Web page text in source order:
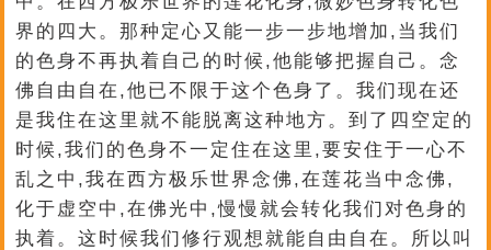
界的四大。那种定心又能一步一步地增加,当我们
的色身不再执着自己的时候,他能够把握自己。念
佛自由自在,他已不限于这个色身了。我们现在还
是我住在这里就不能脱离这种地方。到了四空定的
时候,我们的色身不一定住在这里,要安住于一心不
乱之中,我在西方极乐世界念佛,在莲花当中念佛,
化于虚空中,在佛光中,慢慢就会转化我们对色身的
执着。这时候我们修行观想就能自由自在。所以叫